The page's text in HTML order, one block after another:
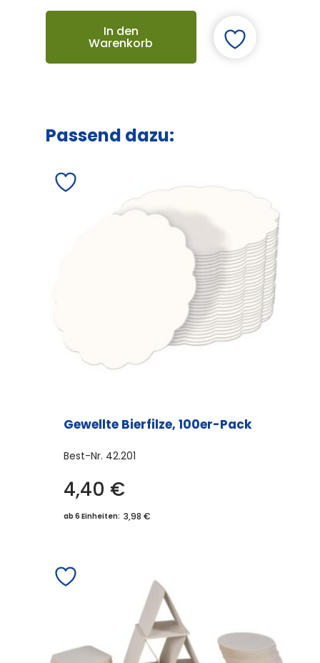
In den
Warenkorb
Passend dazu:
Gewellte Bierfilze, 100er-Pack
Best-Nr. 42.201
4,40 €
ab 6 Einheiten: 3,98 €